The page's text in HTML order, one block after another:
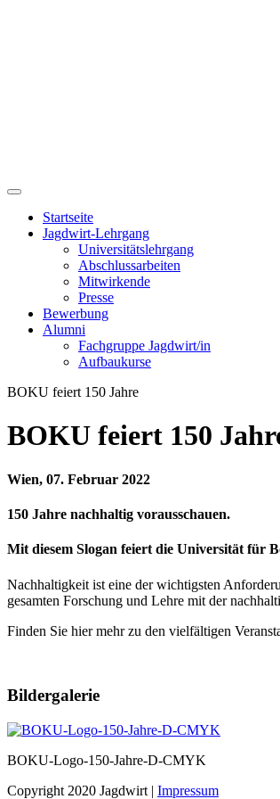
Startseite
Jagdwirt-Lehrgang
Universitätslehrgang
Abschlussarbeiten
Mitwirkende
Presse
Bewerbung
Alumni
Fachgruppe Jagdwirt/in
Aufbaukurse
BOKU feiert 150 Jahre
BOKU feiert 150
Wien, 07. Februar 2022
150 Jahre nachhaltig vorausschauen.
Mit diesem Slogan feiert die Universität für
Nachhaltigkeit ist eine der wichtigsten
gesamten Forschung und Lehre mit der
Finden Sie hier mehr zu den vielfältigen
Bildergalerie
BOKU-Logo-150-Jahre-D-CMYK
Copyright 2020 Jagdwirt | Impressum